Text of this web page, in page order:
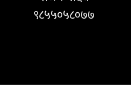
९८५५०५८०७७